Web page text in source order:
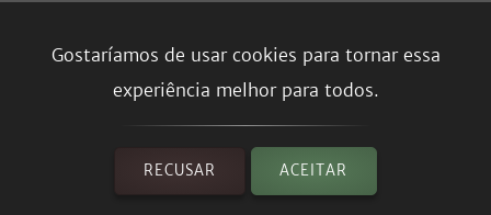
Gostaríamos de usar cookies para tornar essa
experiência melhor para todos.
RECUSAR ACEITAR